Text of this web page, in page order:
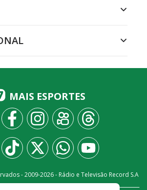
MAIS ESPORTES
- 2009-2026- Rádio e Televisão Record S.A